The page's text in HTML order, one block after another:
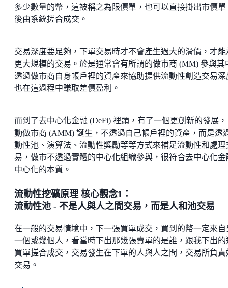
多少數量的幣，這被稱之為限價單，也可以直接掛出市價單
後由系統搓合成交。
交易深度要足夠，下單交易時才不會產生過大的滑價，才能
更大規模的交易。於是通常會有所謂的做市商 (MM) 參與其
透過做市商自身帳戶裡的資產來協助提供流動性創造交易深
也在這過程中賺取差價盈利。
而到了去中心化金融 (DeFi) 裡頭，有了一個更創新的發展
動做市商 (AMM) 誕生，不透過自己帳戶裡的資產，而是透
動性池、演算法、流動性獎勵等等方式來補足流動性和處理
易，做市不透過實體的中心化組織參與，很符合去中心化金
中心化的本質。
流動性挖礦原理 核心觀念1：
流動性池 - 不是人與人之間交易，而是人和池交易
在一般的交易情境中，下一張買單成交，買到的幣一定來自
一個或幾個人，看當時下出那幾張賣單的是誰，跟我下出的
買單搓合成交，交易發生在下單的人與人之間，交易所負責
交易。